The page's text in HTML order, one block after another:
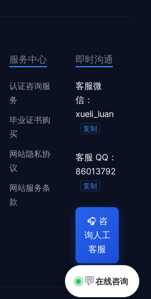
服务中心
认证咨询服
务
毕业证书购
买
网站隐私协
议
网站服务条
款
即时沟通
客服微
信：
xueli_luan
复制
客服 QQ：
86013792
复制
🎧 咨
询人工
客服
💬在线咨询